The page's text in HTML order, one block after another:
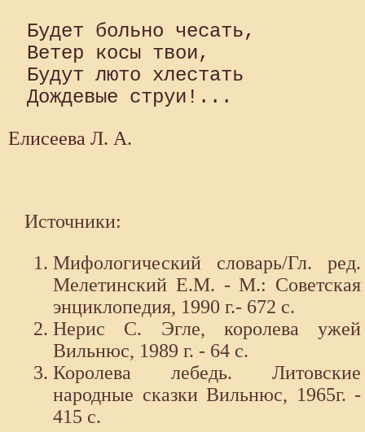
Будет больно чесать,
Ветер косы твои,
Будут люто хлестать
Елисеева Л. А.
Источники:
Мифологический словарь/Гл. ред.
Мелетинский Е.М. - М.: Советская
энциклопедия, 1990 г.- 672 с.
Нерис C. Эгле, королева ужей
Вильнюс, 1989 г. - 64 c.
Королева лебедь. Литовские
народные сказки Вильнюс, 1965г. -
415 с.